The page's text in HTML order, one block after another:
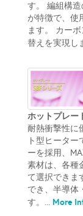
す。 編組構
が特徴で、使
ます。 カー
替えを実現し
ホットプレ
耐熱衝撃性に
ト型ヒータ
ーを採用、
素材は、各種
て選択できま
でき、半導体
す。... More